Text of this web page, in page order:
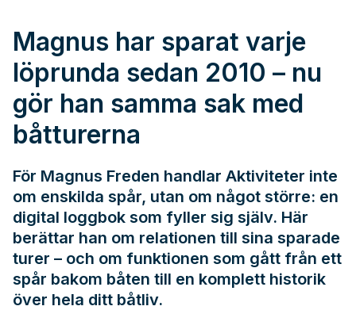
Magnus har sparat varje
löprunda sedan 2010 – nu
gör han samma sak med
båtturerna
För Magnus Freden handlar Aktiviteter inte
om enskilda spår, utan om något större: en
digital loggbok som fyller sig själv. Här
berättar han om relationen till sina sparade
turer – och om funktionen som gått från ett
spår bakom båten till en komplett historik
över hela ditt båtliv.